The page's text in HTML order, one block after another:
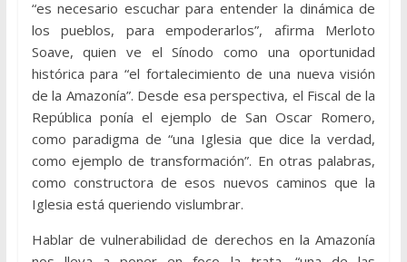
“es necesario escuchar para entender la dinámica de
los pueblos, para empoderarlos”, afirma Merloto
Soave, quien ve el Sínodo como una oportunidad
histórica para “el fortalecimiento de una nueva visión
de la Amazonía”. Desde esa perspectiva, el Fiscal de la
República ponía el ejemplo de San Oscar Romero,
como paradigma de “una Iglesia que dice la verdad,
como ejemplo de transformación”. En otras palabras,
como constructora de esos nuevos caminos que la
Iglesia está queriendo vislumbrar.
Hablar de vulnerabilidad de derechos en la Amazonía